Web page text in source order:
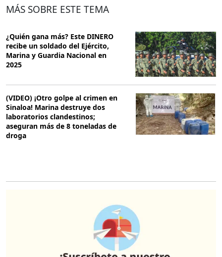
MÁS SOBRE ESTE TEMA
¿Quién gana más? Este DINERO
recibe un soldado del Ejército,
Marina y Guardia Nacional en
2025
(VIDEO) ¡Otro golpe al crimen en
Sinaloa! Marina destruye dos
laboratorios clandestinos;
aseguran más de 8 toneladas de
droga